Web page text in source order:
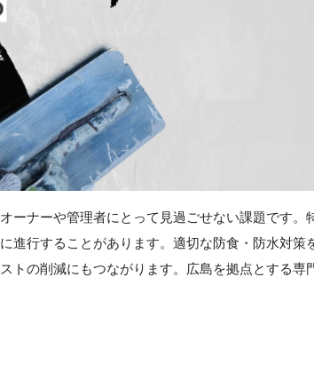
ーナーや管理者にとって見過ごせない課題です。
進行することがあります。適切な防食・防水対策
トの削減にもつながります。広島を拠点とする専